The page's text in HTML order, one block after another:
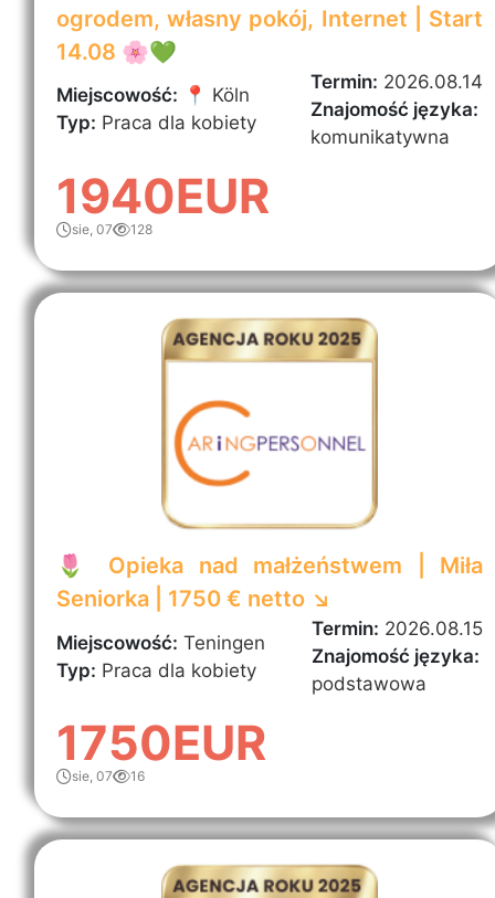
ogrodem, własny pokój, Internet | Start
14.08 🌸💚
Miejscowość: 📍 Köln
Typ: Praca dla kobiety
Termin: 2026.08.14
Znajomość języka:
komunikatywna
1940EUR
sie, 07 128
🌷 Opieka nad małżeństwem | Miła
Seniorka | 1750 € netto ↘️
Miejscowość: Teningen
Typ: Praca dla kobiety
Termin: 2026.08.15
Znajomość języka:
podstawowa
1750EUR
sie, 07 16